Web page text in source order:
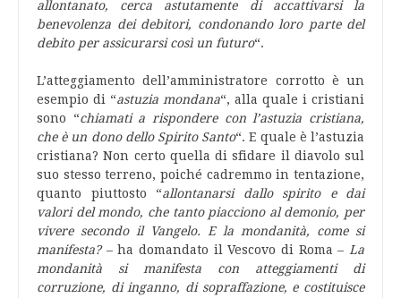
allontanato, cerca astutamente di accattivarsi la
benevolenza dei debitori, condonando loro parte del
debito per assicurarsi così un futuro“.
L’atteggiamento dell’amministratore corrotto è un
esempio di “astuzia mondana“, alla quale i cristiani
sono “chiamati a rispondere con l’astuzia cristiana,
che è un dono dello Spirito Santo“. E quale è l’astuzia
cristiana? Non certo quella di sfidare il diavolo sul
suo stesso terreno, poiché cadremmo in tentazione,
quanto piuttosto “allontanarsi dallo spirito e dai
valori del mondo, che tanto piacciono al demonio, per
vivere secondo il Vangelo. E la mondanità, come si
manifesta?– ha domandato il Vescovo di Roma – La
mondanità si manifesta con atteggiamenti di
corruzione, di inganno, di sopraffazione, e costituisce